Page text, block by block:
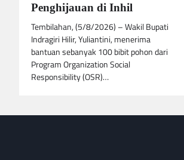
Penghijauan di Inhil
Tembilahan, (5/8/2026) – Wakil Bupati
Indragiri Hilir, Yuliantini, menerima
bantuan sebanyak 100 bibit pohon dari
Program Organization Social
Responsibility (OSR)…